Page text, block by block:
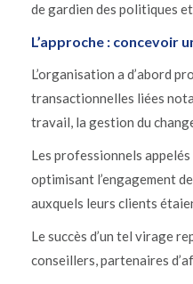
de gardien des politiques
L’approche : concevoir
L’organisation a d’abord
transactionnelles liées
travail, la gestion du
Les professionnels
optimisant l’engagement
auxquels leurs clients
Le succès d’un tel virage
conseillers, partenaires